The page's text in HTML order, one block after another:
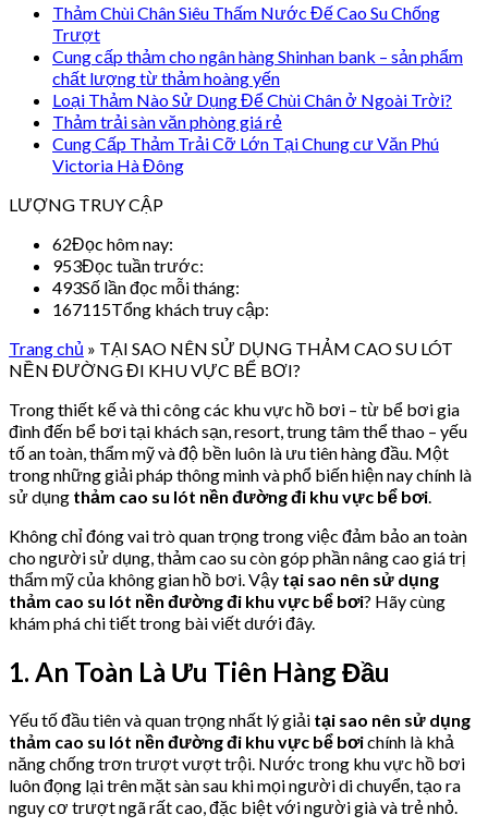
Thảm Chùi Chân Siêu Thấm Nước Đế Cao Su Chống
Trượt
Cung cấp thảm cho ngân hàng Shinhan bank – sản phẩm
chất lượng từ thảm hoàng yến
Loại Thảm Nào Sử Dụng Để Chùi Chân ở Ngoài Trời?
Thảm trải sàn văn phòng giá rẻ
Cung Cấp Thảm Trải Cỡ Lớn Tại Chung cư Văn Phú
Victoria Hà Đông
LƯỢNG TRUY CẬP
62Đọc hôm nay:
953Đọc tuần trước:
493Số lần đọc mỗi tháng:
167115Tổng khách truy cập:
Trang chủ » TẠI SAO NÊN SỬ DỤNG THẢM CAO SU LÓT
NỀN ĐƯỜNG ĐI KHU VỰC BỂ BƠI?
Trong thiết kế và thi công các khu vực hồ bơi – từ bể bơi gia
đình đến bể bơi tại khách sạn, resort, trung tâm thể thao – yếu
tố an toàn, thẩm mỹ và độ bền luôn là ưu tiên hàng đầu. Một
trong những giải pháp thông minh và phổ biến hiện nay chính là
sử dụng thảm cao su lót nền đường đi khu vực bể bơi
Không chỉ đóng vai trò quan trọng trong việc đảm bảo an toàn
cho người sử dụng, thảm cao su còn góp phần nâng cao giá trị
thẩm mỹ của không gian hồ bơi. Vậy tại sao nên sử dụng
thảm cao su lót nền đường đi khu vực bể bơi? Hãy cùng
khám phá chi tiết trong bài viết dưới đây.
1. An Toàn Là Ưu Tiên Hàng Đầu
Yếu tố đầu tiên và quan trọng nhất lý giải tại sao nên sử dụng
thảm cao su lót nền đường đi khu vực bể bơichính là khả
năng chống trơn trượt vượt trội. Nước trong khu vực hồ bơi
luôn đọng lại trên mặt sàn sau khi mọi người di chuyển, tạo ra
nguy cơ trượt ngã rất cao, đặc biệt với người già và trẻ nhỏ.